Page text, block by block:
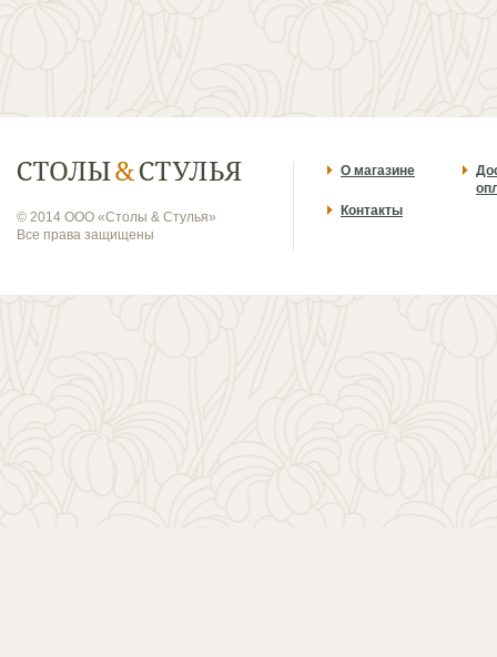
© 2014 ООО «Столы & Стулья»
Все права защищены
О магазине
Контакты